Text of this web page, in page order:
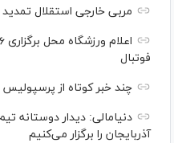
مربی خارجی استقلال تمدید
فوتبال
چند خبر کوتاه از پرسپولیس
دنیامالی: دیدار دوستانه
آذربایجان را برگزار می‌کنیم